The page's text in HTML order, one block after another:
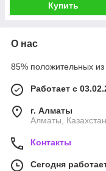
Купить
О нас
85% положительных из
Работает с
г. Алматы
Алматы, Казахстан
Контакты
Сегодня